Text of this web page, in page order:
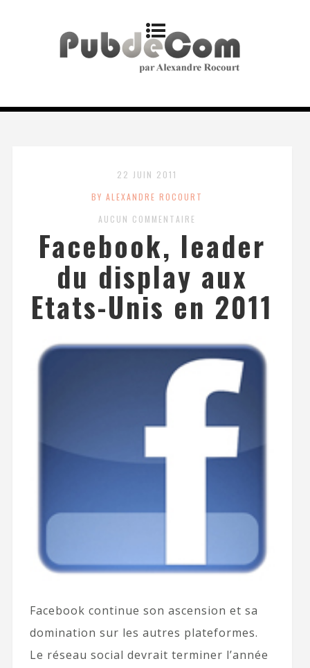
22 JUIN 2011
BY ALEXANDRE ROCOURT
AUCUN COMMENTAIRE
Facebook, leader
du display aux
Etats-Unis en 2011
Facebook continue son ascension et sa
domination sur les autres plateformes.
Le réseau social devrait terminer l’année